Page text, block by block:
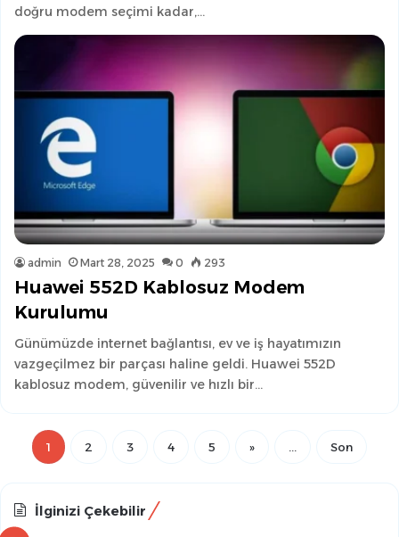
doğru modem seçimi kadar,…
admin Mart 28, 2025 0 293
Huawei 552D Kablosuz Modem
Kurulumu
Günümüzde internet bağlantısı, ev ve iş hayatımızın
vazgeçilmez bir parçası haline geldi. Huawei 552D
kablosuz modem, güvenilir ve hızlı bir…
1 2 3 4 5 » Son
İlginizi Çekebilir